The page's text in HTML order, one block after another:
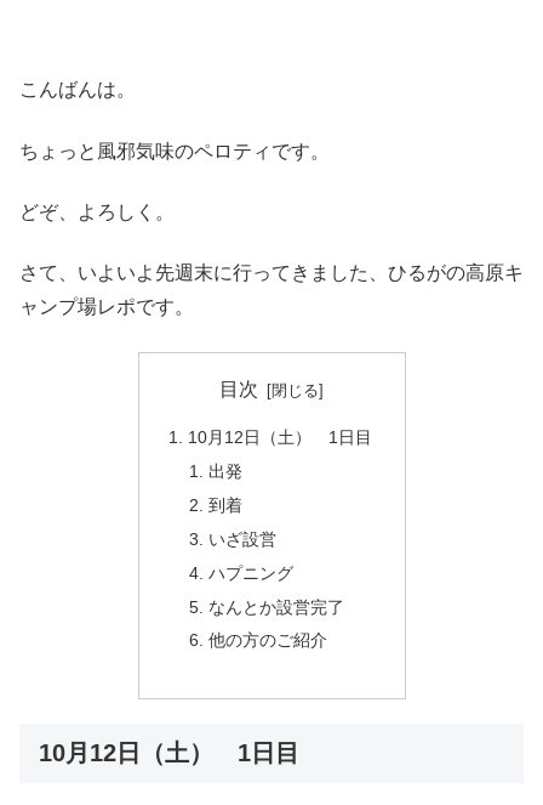
こんばんは。
ちょっと風邪気味のペロティです。
どぞ、よろしく。
さて、いよいよ先週末に行ってきました、ひるがの高原キ
ャンプ場レポです。
目次
10月12日（土） 1日目
出発
到着
いざ設営
ハプニング
なんとか設営完了
他の方のご紹介
10月12日（土） 1日目